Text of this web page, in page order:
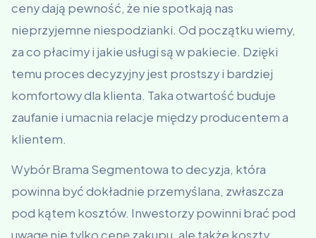
ceny dają pewność, że nie spotkają nas
nieprzyjemne niespodzianki. Od początku wiemy,
za co płacimy i jakie usługi są w pakiecie. Dzięki
temu proces decyzyjny jest prostszy i bardziej
komfortowy dla klienta. Taka otwartość buduje
zaufanie i umacnia relacje między producentem a
klientem.
Wybór Brama Segmentowa to decyzja, która
powinna być dokładnie przemyślana, zwłaszcza
pod kątem kosztów. Inwestorzy powinni brać pod
uwagę nie tylko cenę zakupu, ale także koszty